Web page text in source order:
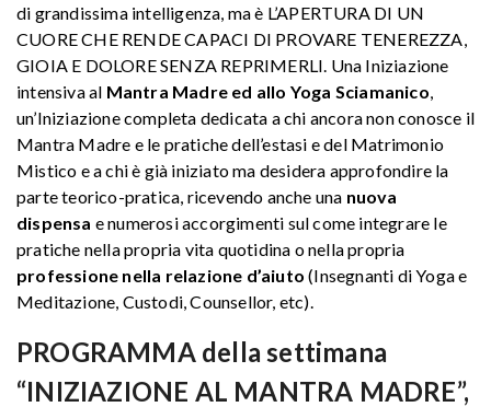
di grandissima intelligenza, ma è L’APERTURA DI UN
CUORE CHE RENDE CAPACI DI PROVARE TENEREZZA,
GIOIA E DOLORE SENZA REPRIMERLI. Una Iniziazione
intensiva al Mantra Madre ed allo Yoga Sciamanico,
un’Iniziazione completa dedicata a chi ancora non conosce il
Mantra Madre e le pratiche dell’estasi e del Matrimonio
Mistico e a chi è già iniziato ma desidera approfondire la
parte teorico-pratica, ricevendo anche una nuova
dispensa e numerosi accorgimenti sul come integrare le
pratiche nella propria vita quotidina o nella propria
professione nella relazione d’aiuto (Insegnanti di Yoga e
Meditazione, Custodi, Counsellor, etc).
PROGRAMMA della settimana
“INIZIAZIONE AL MANTRA MADRE”,